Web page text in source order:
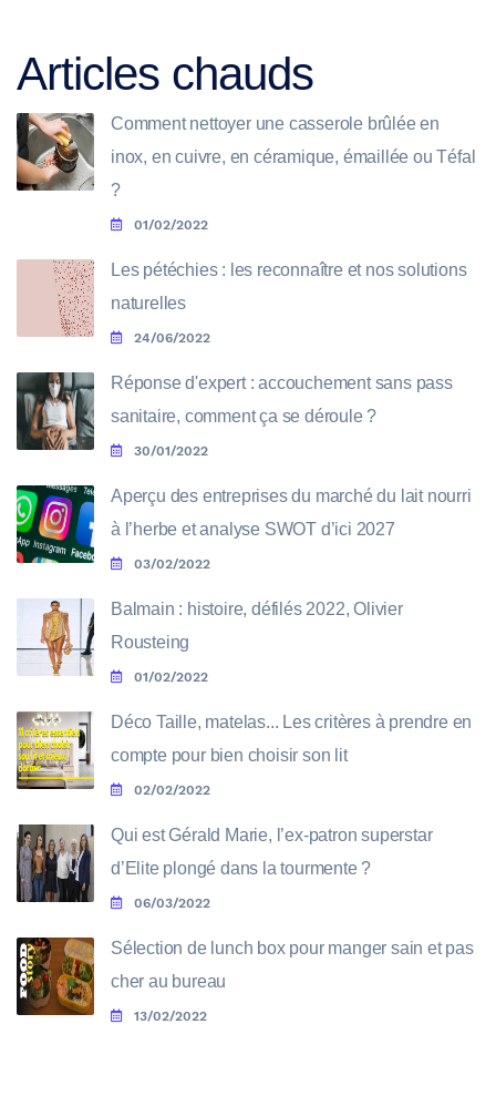
Articles chauds
Comment nettoyer une casserole brûlée en
inox, en cuivre, en céramique, émaillée ou Téfal
?
01/02/2022
Les pétéchies : les reconnaître et nos solutions
naturelles
24/06/2022
Réponse d'expert : accouchement sans pass
sanitaire, comment ça se déroule ?
30/01/2022
Aperçu des entreprises du marché du lait nourri
à l’herbe et analyse SWOT d’ici 2027
03/02/2022
Balmain : histoire, défilés 2022, Olivier
Rousteing
01/02/2022
Déco Taille, matelas... Les critères à prendre en
compte pour bien choisir son lit
02/02/2022
Qui est Gérald Marie, l’ex-patron superstar
d’Elite plongé dans la tourmente ?
06/03/2022
Sélection de lunch box pour manger sain et pas
cher au bureau
13/02/2022